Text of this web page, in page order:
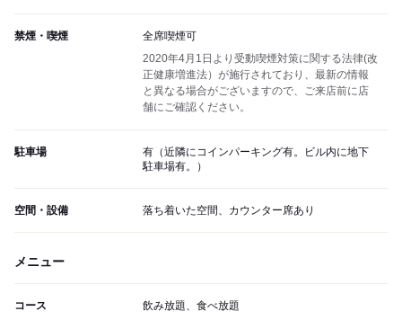
禁煙・喫煙
全席喫煙可
2020年4月1日より受動喫煙対策に関する法律(改
正健康増進法）が施行されており、最新の情報
と異なる場合がございますので、ご来店前に店
舗にご確認ください。
駐車場
有（近隣にコインパーキング有。ビル内に地下
駐車場有。）
空間・設備 落ち着いた空間、カウンター席あり
メニュー
コース 飲み放題、食べ放題